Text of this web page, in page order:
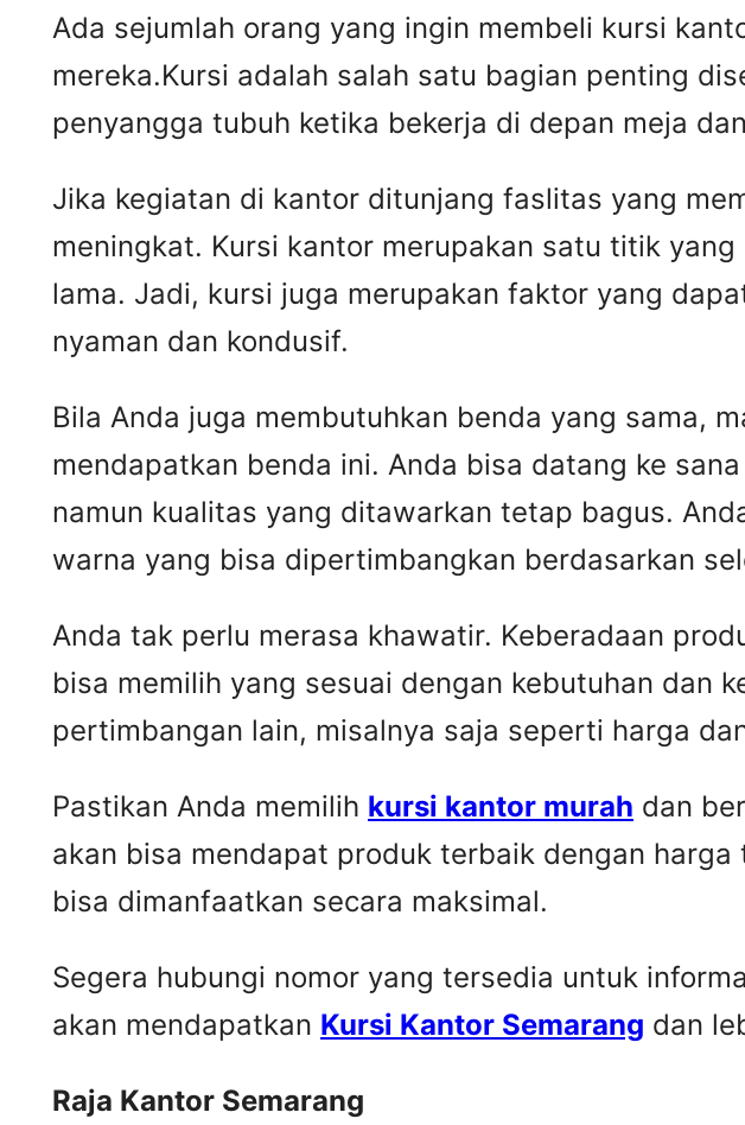
Ada sejumlah orang yang ingin membeli kursi
mereka.Kursi adalah salah satu bagian penting
penyangga tubuh ketika bekerja di depan meja
Jika kegiatan di kantor ditunjang faslitas yang
meningkat. Kursi kantor merupakan satu titik
lama. Jadi, kursi juga merupakan faktor yang
nyaman dan kondusif.
Bila Anda juga membutuhkan benda yang sama,
mendapatkan benda ini. Anda bisa datang ke
namun kualitas yang ditawarkan tetap bagus.
warna yang bisa dipertimbangkan berdasarkan
Anda tak perlu merasa khawatir. Keberadaan
bisa memilih yang sesuai dengan kebutuhan dan
pertimbangan lain, misalnya saja seperti harga
Pastikan Anda memilih kursi kantor murah dan
akan bisa mendapat produk terbaik dengan
bisa dimanfaatkan secara maksimal.
Segera hubungi nomor yang tersedia untuk
akan mendapatkan Kursi Kantor Semarang dan
Raja Kantor Semarang